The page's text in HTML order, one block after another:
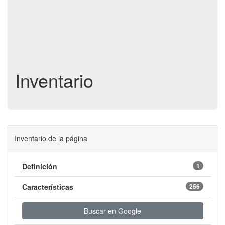
Inventario
Inventario de la página
Definición 1
Características 256
Buscar en Google